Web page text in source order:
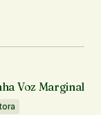
por e-mail.
Voz Marginal